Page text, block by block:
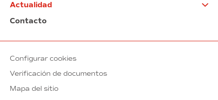
Actualidad
Contacto
Configurar cookies
Verificación de documentos
Mapa del sitio